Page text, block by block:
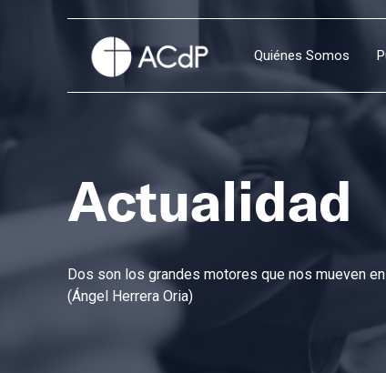
Quiénes Somos
Actualidad
Dos son los grandes motores que nos mueven
(Ángel Herrera Oria)